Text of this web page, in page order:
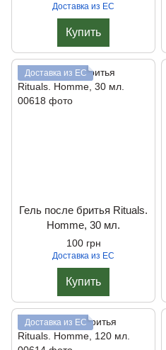
Доставка из ЕС
Купить
Доставка из ЕС
Гель после бритья Rituals.
Homme, 30 мл.
100 грн
Доставка из ЕС
Купить
Доставка из ЕС